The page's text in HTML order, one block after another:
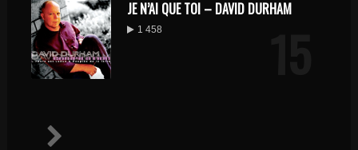
JE N’AI QUE TOI – DAVID DURHAM
1 458